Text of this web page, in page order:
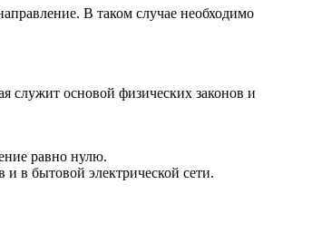
В таком случае необходимо
служит основой физических законов и
равно нулю.
в бытовой электрической сети.